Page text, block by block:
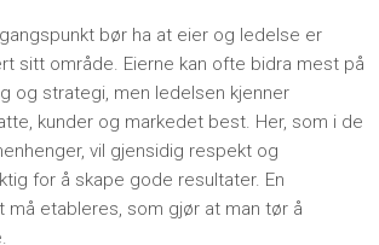
bør ha at eier og ledelse er
sitt område. Eierne kan ofte bidra mest på
og strategi, men ledelsen kjenner
kunder og markedet best. Her, som i de
vil gjensidig respekt og
for å skape gode resultater. En
må etableres, som gjør at man tør å